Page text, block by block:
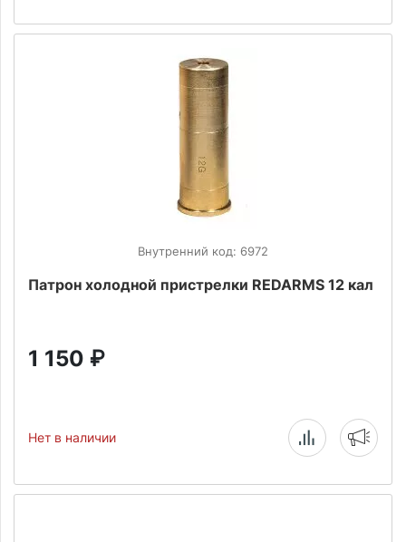
Внутренний код: 6972
Патрон холодной пристрелки REDARMS 12 кал
1 150 ₽
Нет в наличии